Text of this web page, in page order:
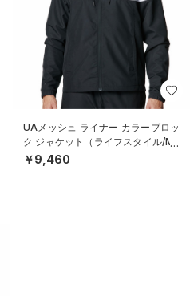
UAメッシュ ライナー カラーブロッ
ク ジャケット（ライフスタイル/ME
N）
￥9,460